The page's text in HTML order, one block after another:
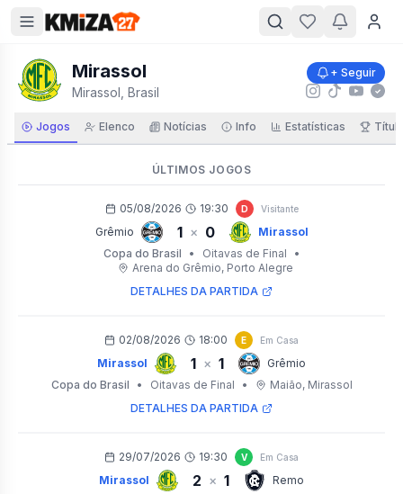
Mirassol
Mirassol, Brasil
+ Seguir
Jogos Elenco Notícias Info Estatísticas
ÚLTIMOS JOGOS
05/08/2026 19:30 D Visitante
Grêmio 1 × 0
Mirassol
Copa do Brasil
• Oitavas de Final
•
Arena do Grêmio, Porto Alegre
DETALHES DA PARTIDA
02/08/2026 18:00 E Em Casa
Mirassol 1 × 1
Grêmio
Copa do Brasil
• Oitavas de Final • Maião, Mirassol
DETALHES DA PARTIDA
29/07/2026 19:30 V Em Casa
Mirassol 2 × 1
Remo